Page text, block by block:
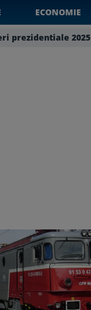
ECONOMIE
prezidentiale 2025